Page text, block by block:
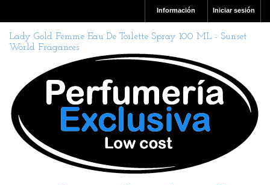
Iniciar sesión
Información
Lady Gold Femme Eau De Toilette Spray 100 ML - Sunset
World Fragances